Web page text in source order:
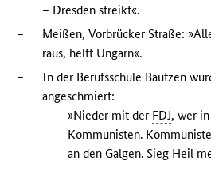
– Dresden streikt«.
–
Meißen, Vorbrücker Straße:
raus, helft Ungarn«.
–
In der Berufsschule Bautzen
angeschmiert:
–
»Nieder mit der FDJ, wer
Kommunisten.
an den Galgen. Sieg Heil